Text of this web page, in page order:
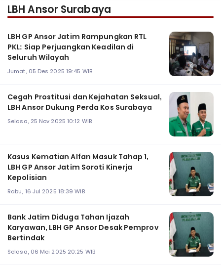
LBH Ansor Surabaya
LBH GP Ansor Jatim Rampungkan RTL
PKL: Siap Perjuangkan Keadilan di
Seluruh Wilayah
Jumat, 05 Des 2025 19:45 WIB
Cegah Prostitusi dan Kejahatan Seksual,
LBH Ansor Dukung Perda Kos Surabaya
Selasa, 25 Nov 2025 10:12 WIB
Kasus Kematian Alfan Masuk Tahap 1,
LBH GP Ansor Jatim Soroti Kinerja
Kepolisian
Rabu, 16 Jul 2025 18:39 WIB
Bank Jatim Diduga Tahan Ijazah
Karyawan, LBH GP Ansor Desak Pemprov
Bertindak
Selasa, 06 Mei 2025 20:25 WIB